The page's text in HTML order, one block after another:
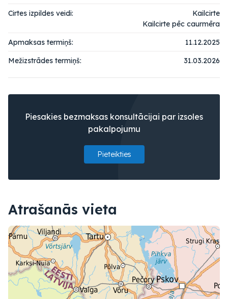
Cirtes izpildes veidi:
Kailcirte
Kailcirte pēc caurmēra
Apmaksas termiņš:
11.12.2025
Mežizstrādes termiņš:
31.03.2026
Piesakies bezmaksas konsultācijai par izsoles
pakalpojumu
Pieteikties
Atrašanās vieta